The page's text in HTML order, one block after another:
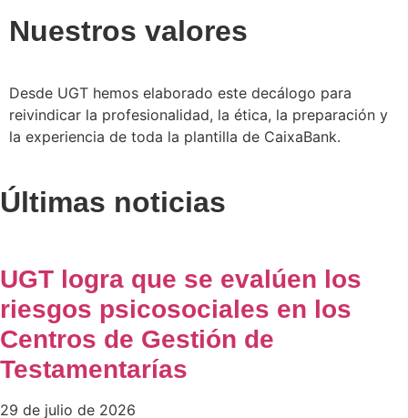
Nuestros valores
Desde UGT hemos elaborado este decálogo para
reivindicar la profesionalidad, la ética, la preparación y
la experiencia de toda la plantilla de CaixaBank.
Últimas noticias
UGT logra que se evalúen los
riesgos psicosociales en los
Centros de Gestión de
Testamentarías
29 de julio de 2026